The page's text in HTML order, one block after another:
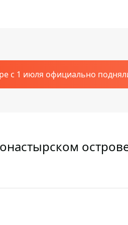
с 1 июля официально